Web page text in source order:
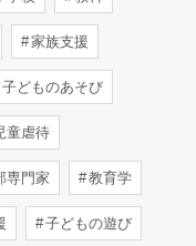
家族支援
どものあそび
童虐待
専門家 教育学
子どもの遊び